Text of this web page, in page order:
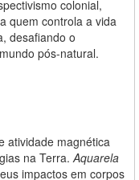
colonial,
quem controla a vida
desafiando o
pós-natural.
atividade magnética
na Terra. Aquarela
impactos em corpos